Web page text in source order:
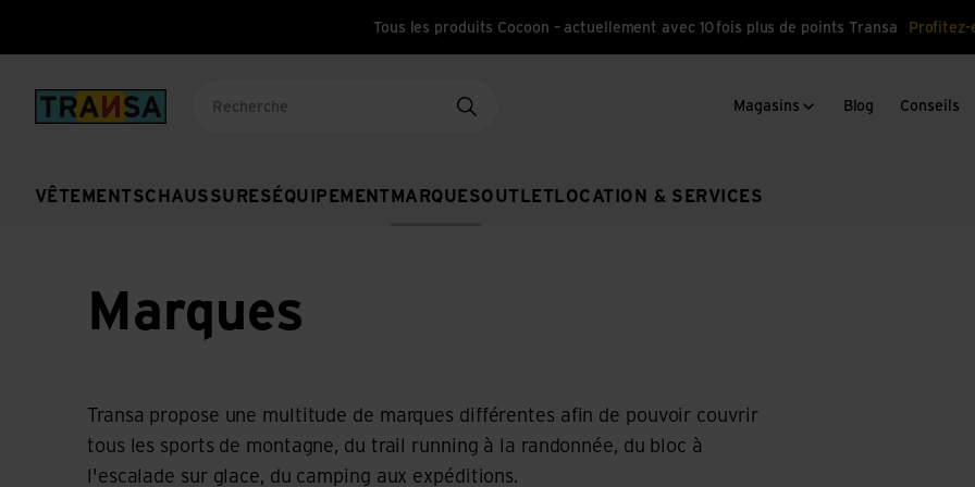
Tous les produits Cocoon – actuellement avec 10 fois plus de points Transa Profitez-
Back to home
VÊTEMENTSCHAUSSURES ÉQUIPEMENT MARQUESOUTLET LOCATION & SERVICES
Magasins Blog Conseils
Marques
Transa propose une multitude de marques différentes afin de pouvoir couvrir
tous les sports de montagne, du trail running à la randonnée, du bloc à
l'escalade sur glace, du camping aux expéditions.